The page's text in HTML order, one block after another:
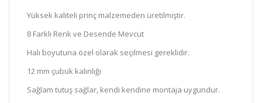
Yüksek kaliteli prinç malzemeden üretilmiştir.
8 Farklı Renk ve Desende Mevcut
Halı boyutuna özel olarak seçilmesi gereklidir.
12 mm çubuk kalınlığı
Sağlam tutuş sağlar, kendi kendine montaja uygundur.